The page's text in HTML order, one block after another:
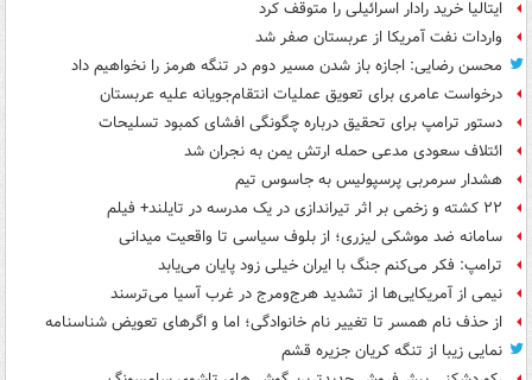
ایتالیا خرید رادار اسرائیلی را متوقف کرد
واردات نفت آمریکا از عربستان صفر شد
محسن رضایی: اجازه باز شدن مسیر دوم در تنگه هرمز را نخواهیم داد
درخواست عامری برای تعویق عملیات انتقام‌جویانه علیه عربستان
دستور ترامپ برای تحقیق درباره چگونگی افشای کمبود تسلیحات
ائتلاف سعودی مدعی حمله ارتش یمن به نجران شد
هشدار سرمربی پرسپولیس به جاسوس تیم
۲۲ کشته و زخمی بر اثر تیراندازی در یک مدرسه در تایلند+ فیلم
سامانه ضد موشکی لیزری؛ از بلوف سیاسی تا واقعیت میدانی
ترامپ: فکر می‌کنم جنگ با ایران خیلی زود پایان می‌یابد
نیمی از آمریکایی‌ها از تشدید هرج‌ومرج در غرب آسیا می‌ترسند
از حذف نام همسر تا تغییر نام خانوادگی؛ اما و اگرهای تعویض شناسنامه
نمایی زیبا از تنگه کریان جزیره قشم